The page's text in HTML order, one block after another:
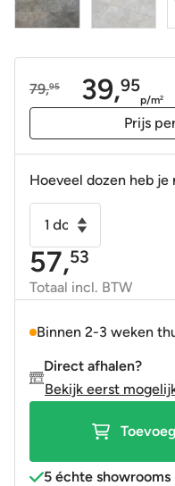
79,95
Oorspronkelijke
39,95
Huidige
p/m2
Prijs
Hoeveel dozen heb je
Wandtegel
Stone
valley
terra
grijs
30x60
gerectificeerd
aantal
57,53
Totaal incl. BTW
Binnen 2-3 weken
Direct afhalen?
Bekijk eerst
5 échte showrooms